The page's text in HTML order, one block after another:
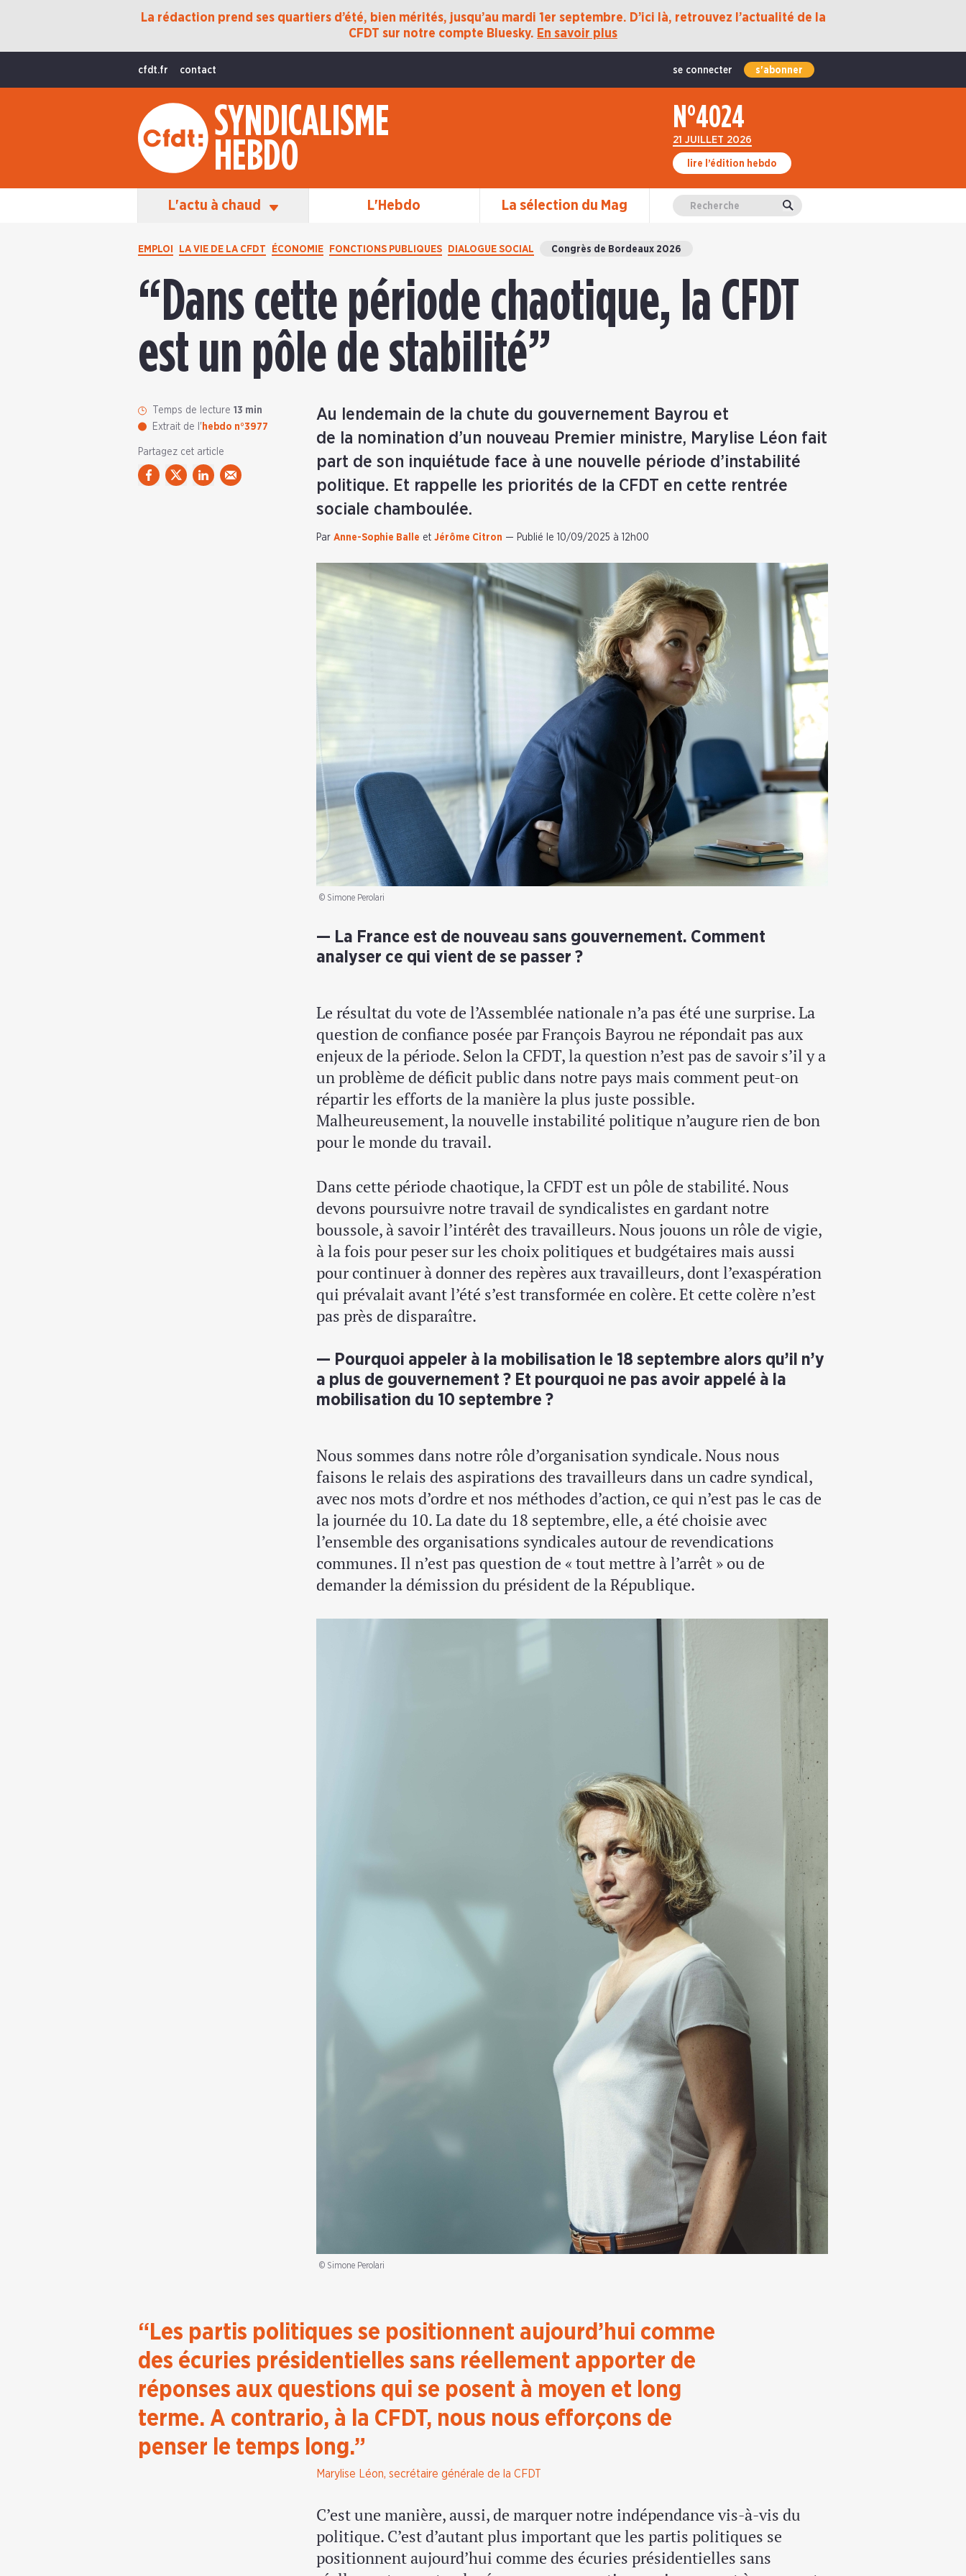
La rédaction prend ses quartiers d’été, bien mérités, jusqu’au mardi 1er septembre. D’ici là, retrouvez l’actualité de la
CFDT sur notre compte Bluesky. En savoir plus
cfdt.fr contact se connecter s'abonner
SYNDICALISME
HEBDO
N°4024
21 JUILLET 2026
lire l’édition hebdo
L'actu à chaud
Protection Sociale
International
La Vie De La CFDT
Les Équipes En Action L'Hebdo La sélection du Mag Valider
EMPLOI LA VIE DE LA CFDT ÉCONOMIE FONCTIONS PUBLIQUES DIALOGUE SOCIAL Congrès de Bordeaux 2026
“Dans cette période chaotique, la CFDT
est un pôle de stabilité”
Temps de lecture 13 min
Extrait de l' hebdo n°3977
Partagez cet article
Au lendemain de la chute du gouvernement Bayrou et
de la nomination d’un nouveau Premier ministre, Marylise Léon fait
part de son inquiétude face à une nouvelle période d’instabilité
politique. Et rappelle les priorités de la CFDT en cette rentrée
sociale chamboulée.
Par Anne-Sophie Balle et Jérôme Citron — Publié le 10/09/2025 à 12h00
© Simone Perolari
La France est de nouveau sans gouvernement. Comment
analyser ce qui vient de se passer ?
Le résultat du vote de l’Assemblée nationale n’a pas été une surprise. La
question de confiance posée par François Bayrou ne répondait pas aux
enjeux de la période. Selon la CFDT, la question n’est pas de savoir s’il y a
un problème de déficit public dans notre pays mais comment peut-on
répartir les efforts de la manière la plus juste possible.
Malheureusement, la nouvelle instabilité politique n’augure rien de bon
pour le monde du travail.
Dans cette période chaotique, la CFDT est un pôle de stabilité. Nous
devons poursuivre notre travail de syndicalistes en gardant notre
boussole, à savoir l’intérêt des travailleurs. Nous jouons un rôle de vigie,
à la fois pour peser sur les choix politiques et budgétaires mais aussi
pour continuer à donner des repères aux travailleurs, dont l’exaspération
qui prévalait avant l’été s’est transformée en colère. Et cette colère n’est
pas près de disparaître.
Pourquoi appeler à la mobilisation le 18 septembre alors qu’il n’y
a plus de gouvernement ? Et pourquoi ne pas avoir appelé à la
mobilisation du 10 septembre ?
Nous sommes dans notre rôle d’organisation syndicale. Nous nous
faisons le relais des aspirations des travailleurs dans un cadre syndical,
avec nos mots d’ordre et nos méthodes d’action, ce qui n’est pas le cas de
la journée du 10. La date du 18 septembre, elle, a été choisie avec
l’ensemble des organisations syndicales autour de revendications
communes. Il n’est pas question de « tout mettre à l’arrêt » ou de
demander la démission du président de la République.
© Simone Perolari
“Les partis politiques se positionnent aujourd’hui comme
des écuries présidentielles sans réellement apporter de
réponses aux questions qui se posent à moyen et long
terme. A contrario, à la CFDT, nous nous efforçons de
penser le temps long.”
Marylise Léon, secrétaire générale de la CFDT
C’est une manière, aussi, de marquer notre indépendance vis-à-vis du
politique. C’est d’autant plus important que les partis politiques se
positionnent aujourd’hui comme des écuries présidentielles sans